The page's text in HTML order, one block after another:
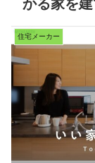
かる家を
住宅メーカー